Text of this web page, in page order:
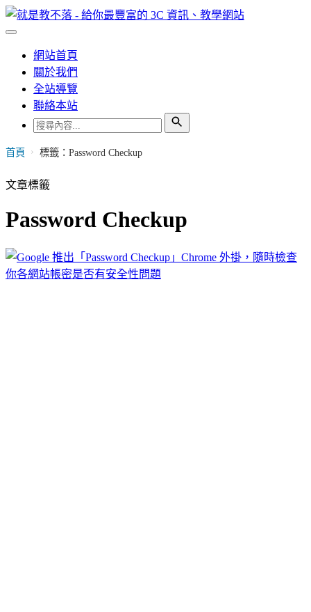
網站首頁
關於我們
全站導覽
聯絡本站
首頁 › 標籤：Password Checkup
文章標籤
Password Checkup